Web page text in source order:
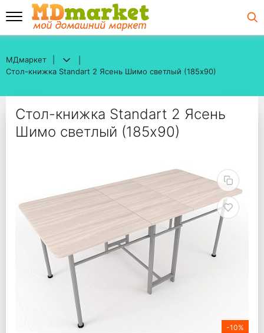
МДмаркет
Стол-книжка Standart 2 Ясень Шимо светлый (185х90)
Стол-книжка
МДмаркет
Стол-книжка Standart 2 Ясень Шимо светлый (185х90)
Стол-книжка Standart 2 Ясень
Шимо светлый (185х90)
-10%